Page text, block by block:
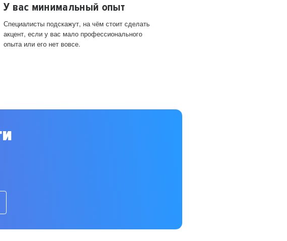
У вас минимальный опыт
Специалисты подскажут, на чём стоит сделать
акцент, если у вас мало профессионального
опыта или его нет вовсе.